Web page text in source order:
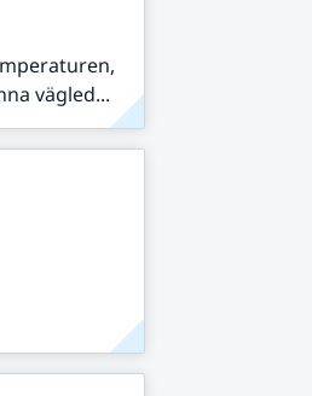
vägled...